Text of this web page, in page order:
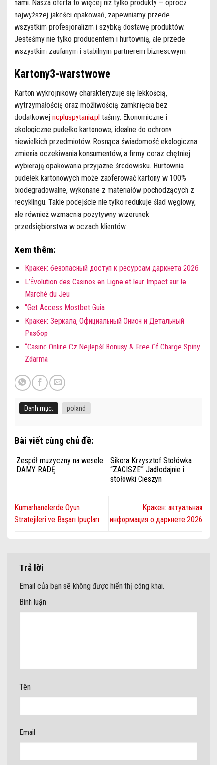
nami. Nasza oferta to więcej niż tylko produkty – oprócz
najwyższej jakości opakowań, zapewniamy przede
wszystkim profesjonalizm i szybką dostawę produktów.
Jesteśmy nie tylko producentem i hurtownią, ale przede
wszystkim zaufanym i stabilnym partnerem biznesowym.
Kartony3-warstwowe
Karton wykrojnikowy charakteryzuje się lekkością,
wytrzymałością oraz możliwością zamknięcia bez
dodatkowej ncpluspytania.pl taśmy. Ekonomiczne i
ekologiczne pudełko kartonowe, idealne do ochrony
niewielkich przedmiotów. Rosnąca świadomość ekologiczna
zmienia oczekiwania konsumentów, a firmy coraz chętniej
wybierają opakowania przyjazne środowisku. Hurtownia
pudełek kartonowych może zaoferować kartony w 100%
biodegradowalne, wykonane z materiałów pochodzących z
recyklingu. Takie podejście nie tylko redukuje ślad węglowy,
ale również wzmacnia pozytywny wizerunek
przedsiębiorstwa w oczach klientów.
Xem thêm:
Кракен: безопасный доступ к ресурсам даркнета 2026
L’Évolution des Casinos en Ligne et leur Impact sur le
Marché du Jeu
“Get Access Mostbet Guia
Кракен: Зеркала, Официальный Онион и Детальный
Разбор
“Casino Online Cz Nejlepší Bonusy & Free Of Charge Spiny
Zdarma
Danh mục: poland
Bài viết cùng chủ đề:
Zespół muzyczny na wesele
DAMY RADĘ
Sikora Krzysztof Stołówka
“ZACISZE'” Jadłodajnie i
stołówki Cieszyn
Kumarhanelerde Oyun
Stratejileri ve Başarı İpuçları
Кракен: актуальная
информация о даркнете 2026
Trả lời
Email của bạn sẽ không được hiển thị công khai.
Bình luận
Tên
Email